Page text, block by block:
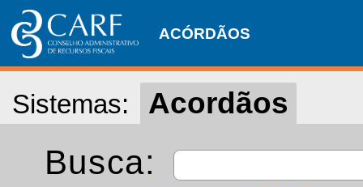
ACÓRDÃOS
Sistemas: Acordãos
Busca: